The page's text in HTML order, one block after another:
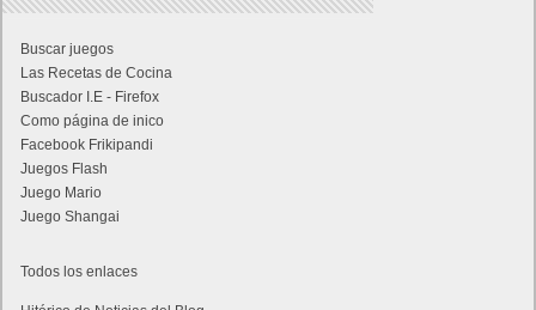
Buscar juegos
Las Recetas de Cocina
Buscador I.E - Firefox
Como página de inico
Facebook Frikipandi
Juegos Flash
Juego Mario
Juego Shangai
Todos los enlaces